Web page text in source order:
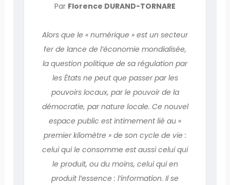
Par Florence DURAND-TORNARE
Alors que le « numérique » est un secteur
fer de lance de l’économie mondialisée,
la question politique de sa régulation par
les États ne peut que passer par les
pouvoirs locaux, par le pouvoir de la
démocratie, par nature locale. Ce nouvel
espace public est intimement lié au «
premier kilomètre » de son cycle de vie :
celui qui le consomme est aussi celui qui
le produit, ou du moins, celui qui en
produit l’essence : l’information. Il se